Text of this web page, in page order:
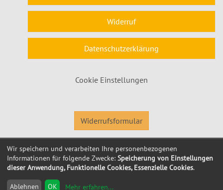
Widerruf
Datenschutzerklärung
Cookie Einstellungen
Widerrufsformular
© 2026 Kubus Software GmbH
Wir speichern und verarbeiten Ihre personenbezogenen
Informationen für folgende Zwecke: Speicherung von Einstellungen
dieser Anwendung, Funktionelle Cookies, Essenzielle Cookies.
Ablehnen OK Mehr erfahren...